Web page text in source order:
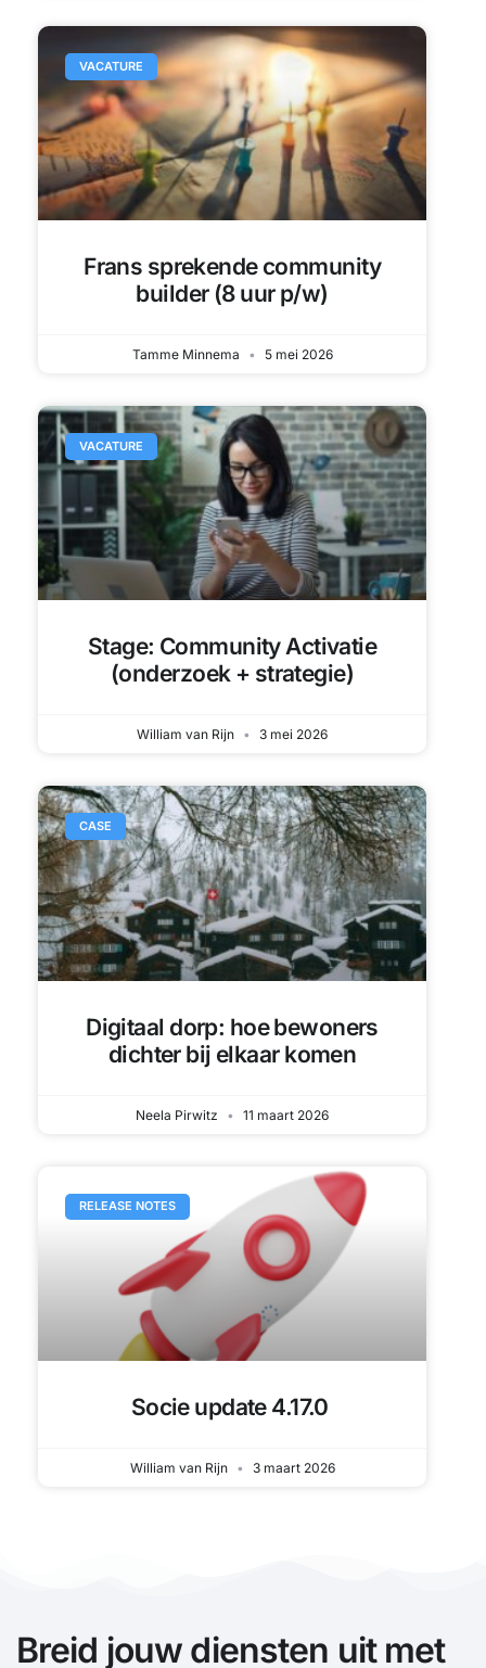
Frans sprekende community
builder (8 uur p/w)
Tamme Minnema 5 mei 2026
VACATURE
Stage: Community Activatie
(onderzoek + strategie)
William van Rijn 3 mei 2026
Digitaal dorp: hoe bewoners
dichter bij elkaar komen
Neela Pirwitz 11 maart 2026
RELEASE NOTES
Socie update 4.17.0
3 maart 2026